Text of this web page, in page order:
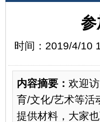
时间：2019/4/10
内容摘要： 欢迎
育/文化/艺术等活
提供材料，大家